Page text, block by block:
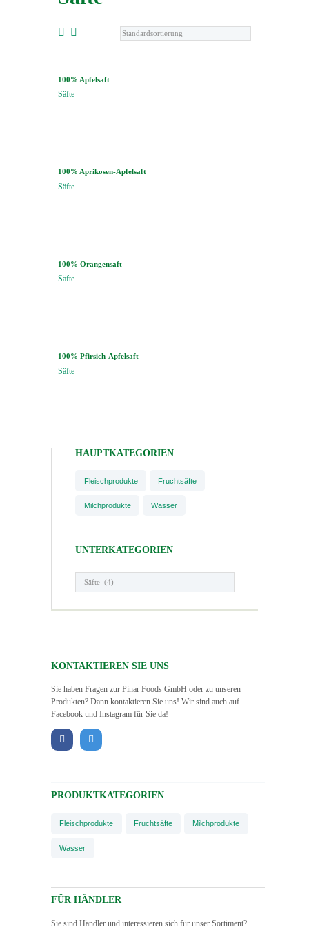
100% Apfelsaft
Säfte
100% Aprikosen-Apfelsaft
Säfte
100% Orangensaft
Säfte
100% Pfirsich-Apfelsaft
Säfte
HAUPTKATEGORIEN
Fleischprodukte Fruchtsäfte
Milchprodukte Wasser
UNTERKATEGORIEN
KONTAKTIEREN SIE UNS
Sie haben Fragen zur Pinar Foods GmbH oder zu unseren
Produkten? Dann kontaktieren Sie uns! Wir sind auch auf
Facebook und Instagram für Sie da!
PRODUKTKATEGORIEN
Fleischprodukte Fruchtsäfte Milchprodukte
Wasser
FÜR HÄNDLER
Sie sind Händler und interessieren sich für unser Sortiment?